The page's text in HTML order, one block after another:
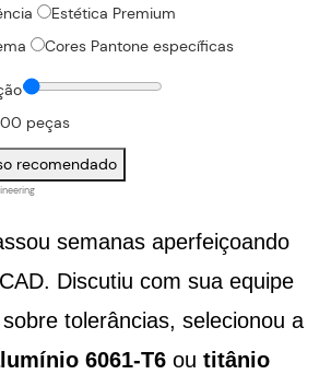
Estética Premium
Cores Pantone específicas
peças
recomendado
semanas aperfeiçoando
Discutiu com sua equipe
tolerâncias, selecionou a
6061-T6 ou titânio